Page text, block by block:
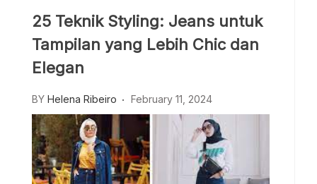
25 Teknik Styling: Jeans untuk
Tampilan yang Lebih Chic dan
Elegan
BY Helena Ribeiro February 11, 2024